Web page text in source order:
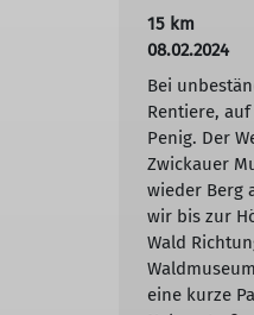
15 km
08.02.2024
Bei
Rentiere,
Penig. Der
Zwickauer
wieder Berg
wir bis zur
Wald
eine kurze